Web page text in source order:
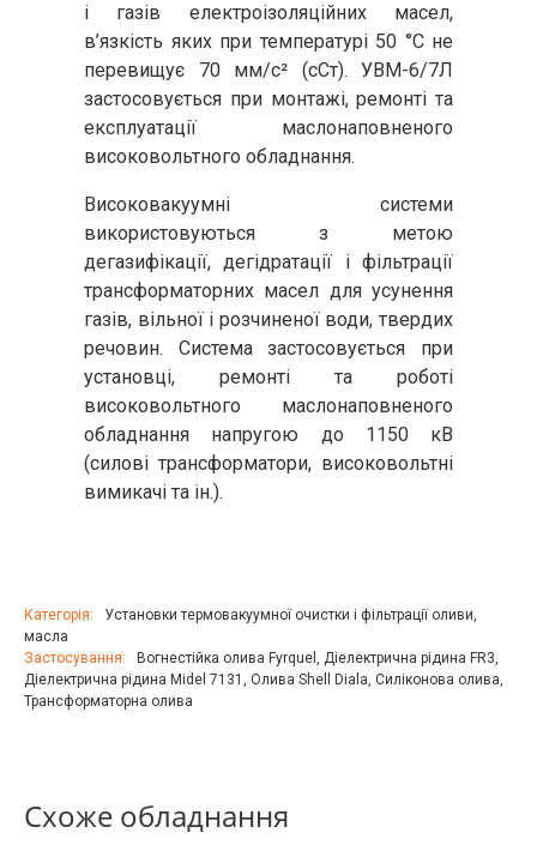
і газів електроізоляційних масел,
в’язкість яких при температурі 50 °С не
перевищує 70 мм/с² (сСт). УВМ-6/7Л
застосовується при монтажі, ремонті та
експлуатації маслонаповненого
високовольтного обладнання.
Високовакуумні системи
використовуються з метою
дегазифікації, дегідратації і фільтрації
трансформаторних масел для усунення
газів, вільної і розчиненої води, твердих
речовин. Система застосовується при
установці, ремонті та роботі
високовольтного маслонаповненого
обладнання напругою до 1150 кВ
(силові трансформатори, високовольтні
вимикачі та ін.).
Категорія:
Установки термовакуумної очистки і фільтрації оливи,
масла
Застосування:
Вогнестійка олива Fyrquel , Діелектрична рідина FR3,
Діелектрична рідина Midel 7131 , Олива Shell Diala, Силіконова олива,
Трансформаторна олива
Схоже обладнання